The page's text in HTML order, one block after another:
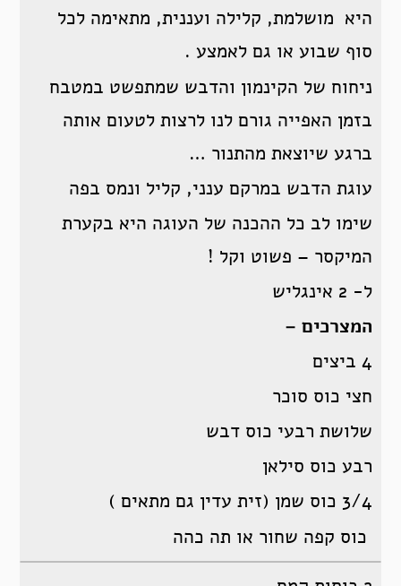
היא מושלמת, קלילה ועננית, מתאימה לכל
סוף שבוע או גם לאמצע .
ניחוח של הקינמון והדבש שמתפשט במטבח
בזמן האפייה גורם לנו לרצות לטעום אותה
ברגע שיוצאת מהתנור …
עוגת הדבש במרקם ענני, קליל ונמס בפה
שימו לב כל ההכנה של העוגה היא בקערת
המיקסר – פשוט וקל !
ל- 2 אינגליש
המצרכים –
4 ביצים
חצי כוס סוכר
שלושת רבעי כוס דבש
רבע כוס סילאן
3/4 כוס שמן (זית עדין גם מתאים )
כוס קפה שחור או תה כהה